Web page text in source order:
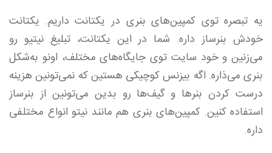
یه تبصره توی کمپین‌های بنری در یکتانت داریم. یکتانت
خودش بنرساز داره. شما در این یکتانت، تبلیغ نیتیو رو
می‌زنین و خود سایت توی جایگاه‌های مختلف، اونو به‌شکل
بنری می‌ذاره. اگه بیزنس کوچیکی هستین که نمی‌تونین هزینه
درست کردن بنرها و گیف‌ها رو بدین می‌تونین از بنرساز
استفاده کنین. کمپین‌های بنری هم مانند نیتو انواع مختلفی
داره.